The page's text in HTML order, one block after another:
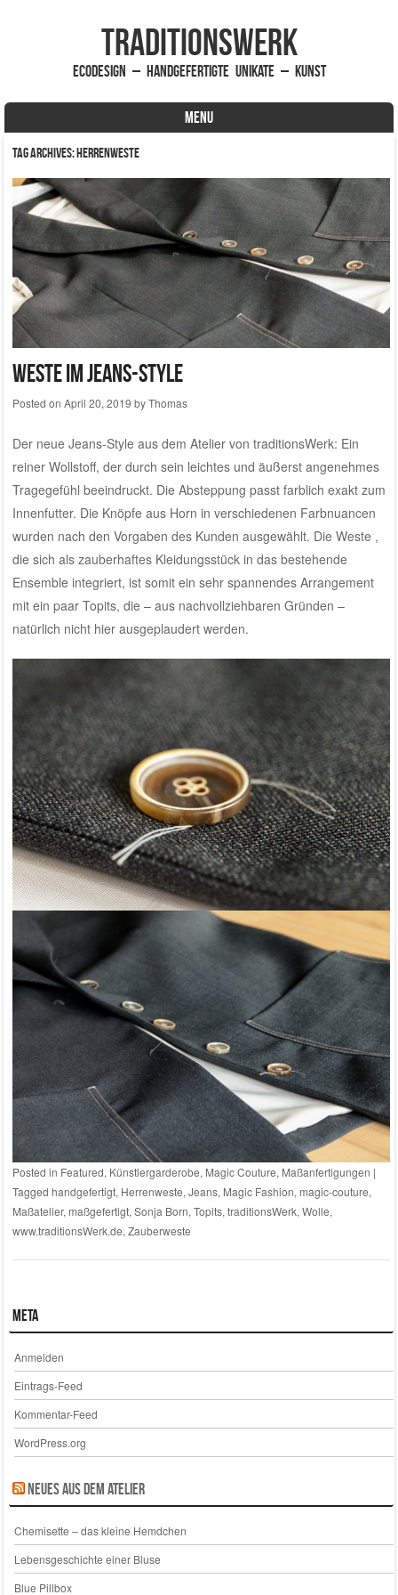
traditionsWerk
EcoDesign – handgefertigte Unikate – Kunst
MENU
Skip to content
Tag Archives:Herrenweste
Weste im Jeans-Style
Posted on April 20, 2019 byThomas
Der neue Jeans-Style aus dem Atelier von traditionsWerk: Ein
reiner Wollstoff, der durch sein leichtes und äußerst angenehmes
Tragegefühl beeindruckt. Die Absteppung passt farblich exakt zum
Innenfutter. Die Knöpfe aus Horn in verschiedenen Farbnuancen
wurden nach den Vorgaben des Kunden ausgewählt. Die Weste ,
die sich als zauberhaftes Kleidungsstück in das bestehende
Ensemble integriert, ist somit ein sehr spannendes Arrangement
mit ein paar Topits, die – aus nachvollziehbaren Gründen –
natürlich nicht hier ausgeplaudert werden.
Posted in Featured, Künstlergarderobe, Magic Couture, Maßanfertigungen |
Tagged handgefertigt, Herrenweste, Jeans, Magic Fashion, magic-couture,
Maßatelier, maßgefertigt, Sonja Born, Topits, traditionsWerk, Wolle,
www.traditionsWerk.de, Zauberweste
Meta
Anmelden
Eintrags-Feed
Kommentar-Feed
WordPress.org
Neues aus dem Atelier
Chemisette – das kleine Hemdchen
Lebensgeschichte einer Bluse
Blue Pillbox